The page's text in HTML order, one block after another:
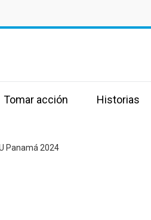
Tomar acción Historias
Panamá 2024